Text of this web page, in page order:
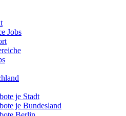
Jobs
je Stadt
je Bundesland